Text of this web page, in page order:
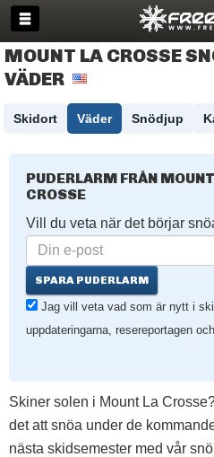
MOUNT LA CROSSE
VÄDER
Skidort Väder Snödjup
PUDERLARM FRÅN
CROSSE
Vill du veta när det börjar
SPARA PUDERLARM
Jag vill veta vad som är nytt i
uppdateringarna, resereportagen
Skiner solen i Mount La
det att snöa under de
nästa skidsemester med vår